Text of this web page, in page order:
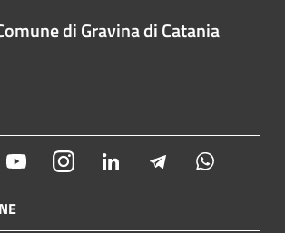
di Gravina di Catania
YoutubeInstagram LinkedIn Telegram